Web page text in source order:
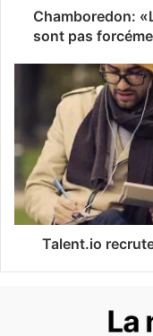
Chamboredon:
sont pas
Talent.io